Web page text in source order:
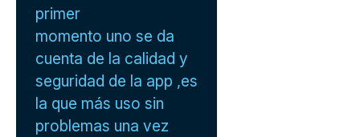
primer
momento uno se da
cuenta de la calidad y
seguridad de la app ,es
la que más uso sin
problemas una vez